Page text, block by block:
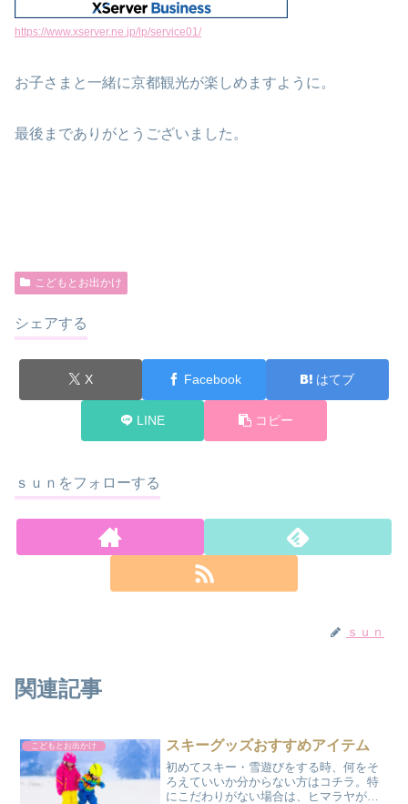
https://www.xserver.ne.jp/lp/service01/
お子さまと一緒に京都観光が楽しめますように。
最後までありがとうございました。
こどもとお出かけ
シェアする
X Facebook はてブ
LINE コピー
ｓｕｎをフォローする
ｓｕｎ
関連記事
こどもとお出かけ スキーグッズおすすめアイテム
初めてスキー・雪遊びをする時、何をそ
ろえていいか分からない方はコチラ。特
にこだわりがない場合は、ヒマラヤがオ